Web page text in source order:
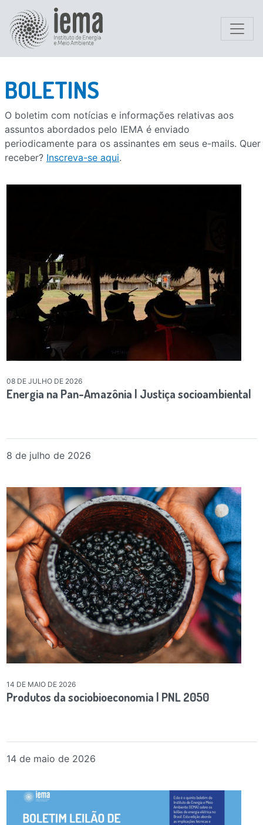
BOLETINS
O boletim com notícias e informações relativas aos
assuntos abordados pelo IEMA é enviado
periodicamente para os assinantes em seus e-mails. Quer
receber? Inscreva-se aqui.
08 DE JULHO DE 2026
Energia na Pan-Amazônia | Justiça socioambiental
8 de julho de 2026
14 DE MAIO DE 2026
Produtos da sociobioeconomia | PNL 2050
14 de maio de 2026